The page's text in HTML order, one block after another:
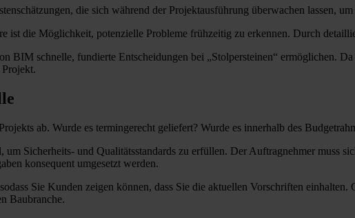
die sich während der Projektausführung überwachen lassen,
die Möglichkeit, potenzielle Probleme frühzeitig zu erkennen. Durch
BIM schnelle, fundierte Entscheidungen bei „Stolpersteinen“ ermöglichen.
ab. Wurde es termingerecht geliefert? Wurde es innerhalb des
Sicherheits- und Qualitätsstandards zu erfüllen. Der Auftragnehmer muss
konsequent umgesetzt werden.
Sie Kunden zeigen können, dass Sie die aktuellen Vorschriften
Baubranche.